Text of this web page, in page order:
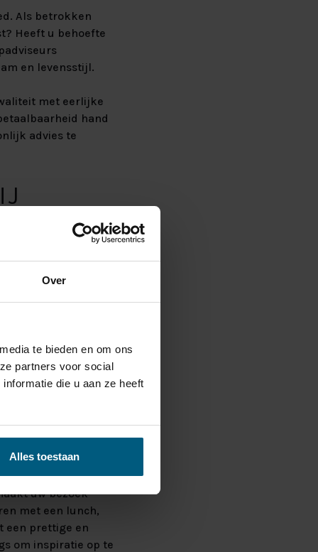
Over
te bieden en om ons
partners voor social
die u aan ze heeft
Alles toestaan
Als betrokken
Heeft u behoefte
en levensstijl.
met eerlijke
hand
advies te
met u het bed
proefliggen
ook voorHillegom,
Holland en Limburg,
uw bezoek
met een lunch,
een prettige en
om inspiratie op te